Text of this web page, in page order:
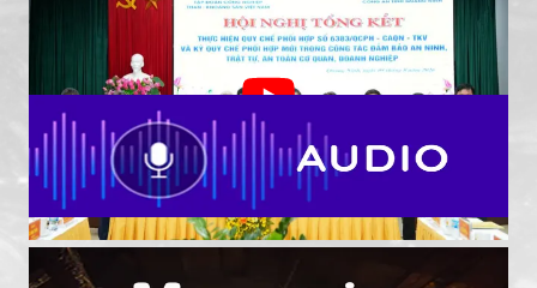
hiệu quả phối hợp bảo đảm an ninh, an toàn khai